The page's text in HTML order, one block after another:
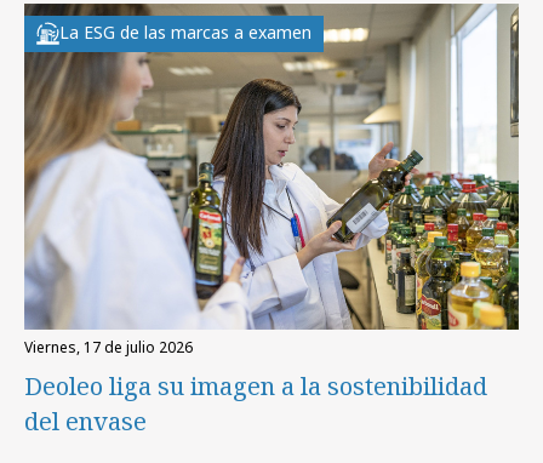
La ESG de las marcas a examen
viernes, 17 de julio 2026
Deoleo liga su imagen a la sostenibilidad
del envase